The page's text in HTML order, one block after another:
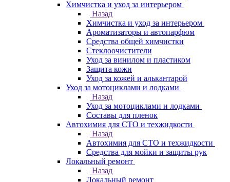
Химчистка и уход за интерьером
Назад
Химчистка и уход за интерьером
Ароматизаторы и автопарфюм
Средства общей химчистки
Стеклоочистители
Уход за винилом и пластиком
Защита кожи
Уход за кожей и алькантарой
Уход за мотоциклами и лодками
Назад
Уход за мотоциклами и лодками
Составы для пленок
Автохимия для СТО и техжидкости
Назад
Автохимия для СТО и техжидкости
Средства для мойки и защиты рук
Локальный ремонт
Назад
Локальный ремонт